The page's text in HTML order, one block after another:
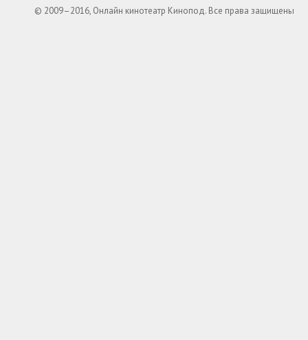
© 2009–2016, Онлайн кинотеатр Кинопод. Все права защищены